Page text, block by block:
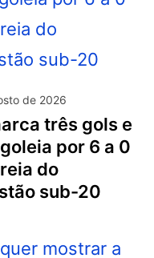
de 2026
por 6 a 0
do
sub-20